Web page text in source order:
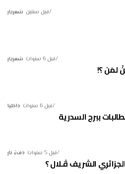
شعريار قبل سنتين
شعريار قبل 6 سنوات
لمَن ؟!
داخليا قبل 6 سنوات
ببرج السدرية
دفءُ نار قبل 5 سنوات
الشريف ڤـلال ؟